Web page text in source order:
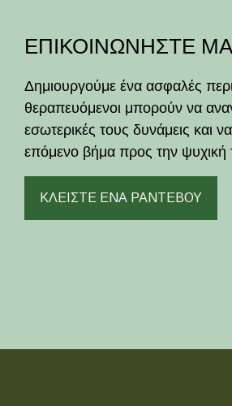
ΕΠΙΚΟΙΝΩΝΗΣΤΕ
Δημιουργούμε ένα ασφαλές
θεραπευόμενοι μπορούν να
εσωτερικές τους δυνάμεις και
επόμενο βήμα προς την ψυχική
ΚΛΕΙΣΤΕ ΕΝΑ ΡΑΝΤΕΒΟΥ